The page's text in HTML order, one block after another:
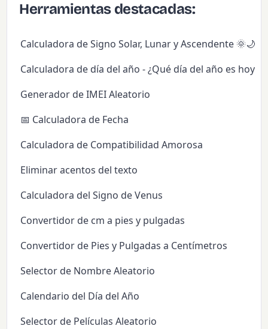
Herramientas destacadas:
Calculadora de Signo Solar, Lunar y Ascendente 🌞🌙✨
Calculadora de día del año - ¿Qué día del año es hoy?
Generador de IMEI Aleatorio
📅 Calculadora de Fecha
Calculadora de Compatibilidad Amorosa
Eliminar acentos del texto
Calculadora del Signo de Venus
Convertidor de cm a pies y pulgadas
Convertidor de Pies y Pulgadas a Centímetros
Selector de Nombre Aleatorio
Calendario del Día del Año
Selector de Películas Aleatorio